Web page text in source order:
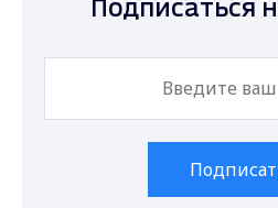
Подписаться